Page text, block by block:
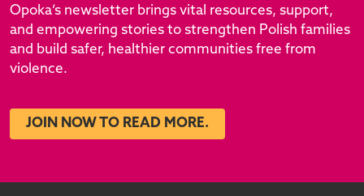
Opoka’s newsletter brings vital resources, support,
and empowering stories to strengthen Polish families
and build safer, healthier communities free from
violence.
JOIN NOW TO READ MORE.